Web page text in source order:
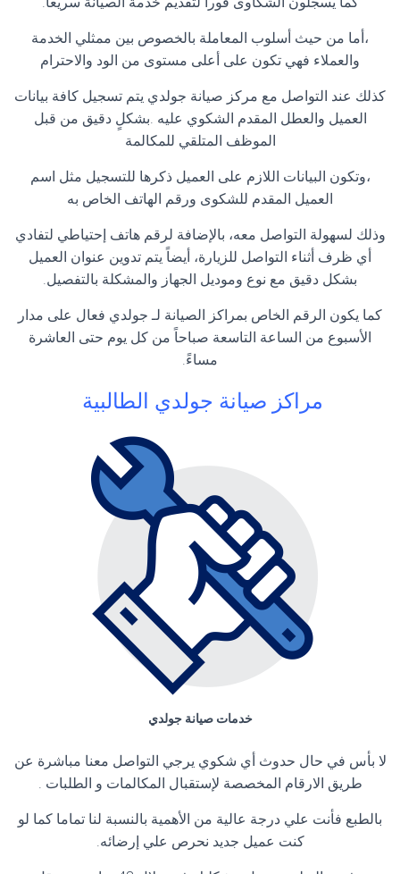
،أما من حيث أسلوب المعاملة بالخصوص بين ممثلي الخدمة
والعملاء فهي تكون على أعلى مستوى من الود والاحترام
كذلك عند التواصل مع مركز صيانة جولدي يتم تسجيل كافة بيانات
العميل والعطل المقدم الشكوي عليه .بشكلٍ دقيق من قبل
الموظف المتلقي للمكالمة
،وتكون البيانات اللازم على العميل ذكرها للتسجيل مثل اسم
العميل المقدم للشكوى ورقم الهاتف الخاص به
وذلك لسهولة التواصل معه، بالإضافة لرقم هاتف إحتياطي لتفادي
أي ظرف أثناء التواصل للزيارة، أيضاً يتم تدوين عنوان العميل
بشكل دقيق مع نوع وموديل الجهاز والمشكلة بالتفصيل.
كما يكون الرقم الخاص بمراكز الصيانة لـ جولدي فعال على مدار
الأسبوع من الساعة التاسعة صباحاً من كل يوم حتى العاشرة
مساءً.
مراكز صيانة جولدي الطالبية
خدمات صيانة جولدي
لا بأس في حال حدوث أي شكوي يرجي التواصل معنا مباشرة عن
طريق الارقام المخصصة لإستقبال المكالمات و الطلبات .
بالطبع فأنت علي درجة عالية من الأهمية بالنسبة لنا تماما كما لو
كنت عميل جديد نحرص علي إرضائه.